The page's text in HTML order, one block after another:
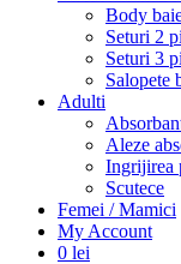
Body
Seturi 2
Seturi 3
Salopete
Adulti
Aleze
Ingrijirea
Scutece
Femei / Mamici
My Account
0 lei